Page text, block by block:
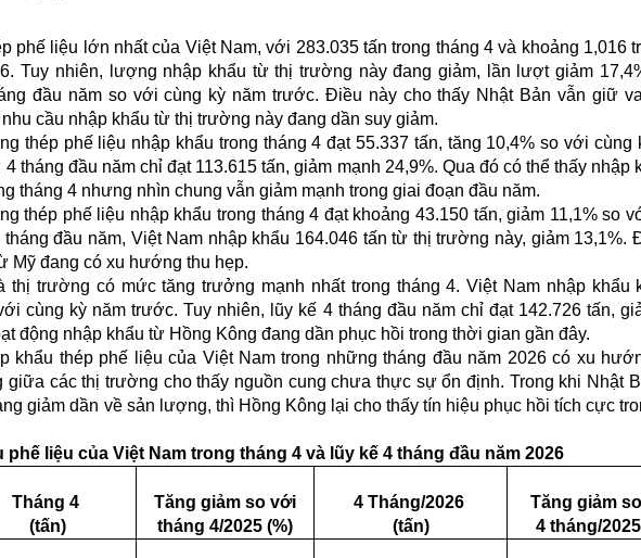
phế liệu lớn nhất của Việt Nam, với 283.035 tấn trong tháng 4 và khoảng 1,016
Tuy nhiên, lượng nhập khẩu từ thị trường này đang giảm, lần lượt giảm
đầu năm so với cùng kỳ năm trước. Điều này cho thấy Nhật Bản vẫn giữ
cầu nhập khẩu từ thị trường này đang dần suy giảm.
thép phế liệu nhập khẩu trong tháng 4 đạt 55.337 tấn, tăng 10,4% so với cùng
tháng đầu năm chỉ đạt 113.615 tấn, giảm mạnh 24,9%. Qua đó có thể thấy nhập
tháng 4 nhưng nhìn chung vẫn giảm mạnh trong giai đoạn đầu năm.
thép phế liệu nhập khẩu trong tháng 4 đạt khoảng 43.150 tấn, giảm 11,1% so
đầu năm, Việt Nam nhập khẩu 164.046 tấn từ thị trường này, giảm 13,1%.
Mỹ đang có xu hướng thu hẹp.
thị trường có mức tăng trưởng mạnh nhất trong tháng 4. Việt Nam nhập khẩu
cùng kỳ năm trước. Tuy nhiên, lũy kế 4 tháng đầu năm chỉ đạt 142.726 tấn,
động nhập khẩu từ Hồng Kông đang dần phục hồi trong thời gian gần đây.
khẩu thép phế liệu của Việt Nam trong những tháng đầu năm 2026 có xu
giữa các thị trường cho thấy nguồn cung chưa thực sự ổn định. Trong khi Nhật
giảm dần về sản lượng, thì Hồng Kông lại cho thấy tín hiệu phục hồi tích cực
phế liệu của Việt Nam trong tháng 4 và lũy kế 4 tháng đầu năm 2026
Tháng 4
(tấn)
Tăng giảm so với
tháng4/2025 (%)
4 Tháng/2026
(tấn)
Tăng giảm
4tháng/